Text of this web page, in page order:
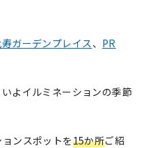
ガーデンプレイス、 PR
よイルミネーションの季節
ンスポットを15か所ご紹